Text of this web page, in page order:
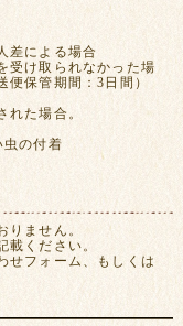
差による場合
受け取られなかった場
保管期間：3日間）
れた場合。
虫の付着
りません。
ください。
せフォーム、もしくは